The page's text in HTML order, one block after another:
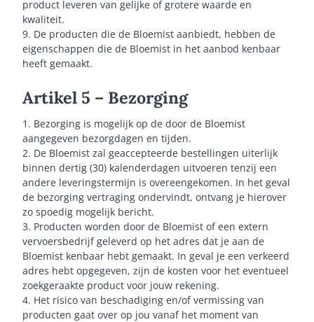
product leveren van gelijke of grotere waarde en
kwaliteit.
9. De producten die de Bloemist aanbiedt, hebben de
eigenschappen die de Bloemist in het aanbod kenbaar
heeft gemaakt.
Artikel 5 – Bezorging
1. Bezorging is mogelijk op de door de Bloemist
aangegeven bezorgdagen en tijden.
2. De Bloemist zal geaccepteerde bestellingen uiterlijk
binnen dertig (30) kalenderdagen uitvoeren tenzij een
andere leveringstermijn is overeengekomen. In het geval
de bezorging vertraging ondervindt, ontvang je hierover
zo spoedig mogelijk bericht.
3. Producten worden door de Bloemist of een extern
vervoersbedrijf geleverd op het adres dat je aan de
Bloemist kenbaar hebt gemaakt. In geval je een verkeerd
adres hebt opgegeven, zijn de kosten voor het eventueel
zoekgeraakte product voor jouw rekening.
4. Het risico van beschadiging en/of vermissing van
producten gaat over op jou vanaf het moment van